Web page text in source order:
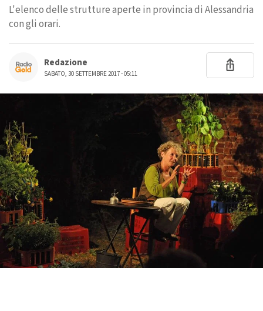
L'elenco delle strutture aperte in provincia di Alessandria
con gli orari.
Redazione
SABATO, 30 SETTEMBRE 2017 - 05:11